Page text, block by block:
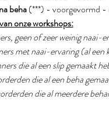
beha (***) - voorgevormd
onze workshops:
geen of zeer weinig naai-
met naai-ervaring (al
die al een slip gemaakt
die al een beha
die al meerdere